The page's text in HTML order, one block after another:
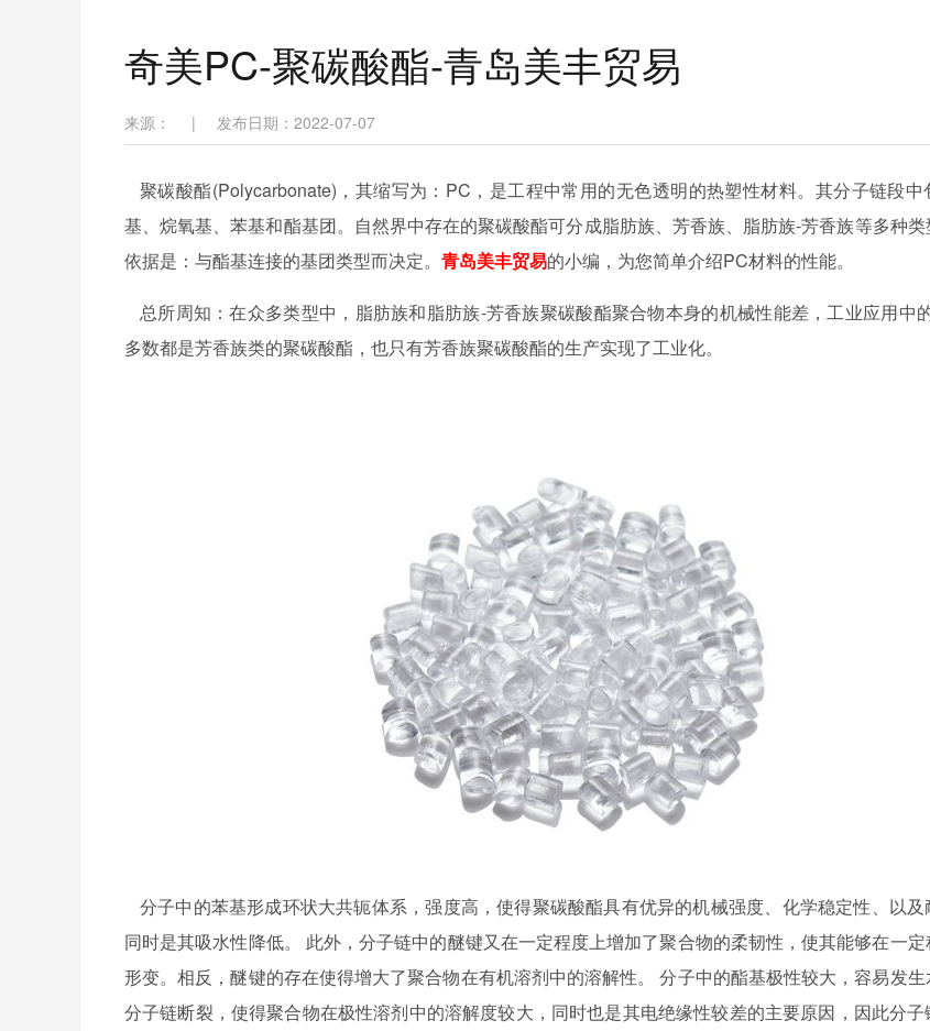
奇美PC-聚碳酸酯-青岛美丰贸易
来源： | 发布日期：2022-07-07
聚碳酸酯(Polycarbonate) ，其缩写为： PC ，是工程中常用的无色透明的热塑性材料。其分子链段中
基、烷氧基、苯基和酯基团。自然界中存在的聚碳酸酯可分成脂肪族、芳香族、脂肪族-芳香族等多种
依据是：与酯基连接的基团类型而决定。 青岛美丰贸易的小编，为您简单介绍PC材料的性能。
总所周知：在众多类型中，脂肪族和脂肪族-芳香族聚碳酸酯聚合物本身的机械性能差，工业应用中
多数都是芳香族类的聚碳酸酯，也只有芳香族聚碳酸酯的生产实现了工业化。
分子中的苯基形成环状大共轭体系，强度高，使得聚碳酸酯具有优异的机械强度、化学稳定性、以及
同时是其吸水性降低。
此外，分子链中的醚键又在一定程度上增加了聚合物的柔韧性，使其能够在一
形变。相反，醚键的存在使得增大了聚合物在有机溶剂中的溶解性。 分子中的酯基极性较大，容易发
分子链断裂，使得聚合物在极性溶剂中的溶解度较大，同时也是其电绝缘性较差的主要原因，因此分子